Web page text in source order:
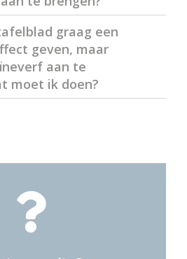
graag een
geven, maar
aan te
moet ik doen?